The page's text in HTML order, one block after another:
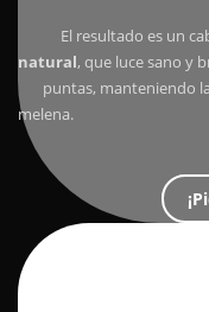
El resultado es un
natural, que luce sano y
puntas, manteniendo la
melena.